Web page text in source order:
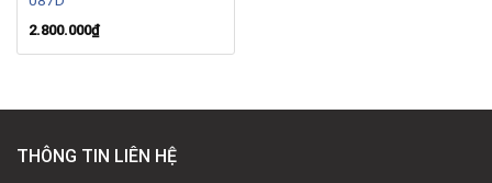
2.800.000₫
THÔNG TIN LIÊN HỆ